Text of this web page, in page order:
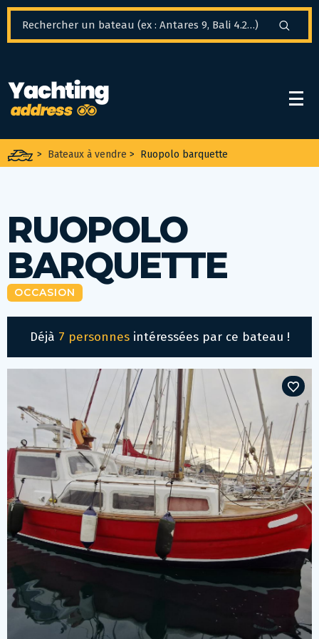
> Bateaux à vendre > Ruopolo barquette
RUOPOLO
BARQUETTE
OCCASION
Déjà 7 personnesintéressées par ce bateau !
Panneau de gestion des cookies